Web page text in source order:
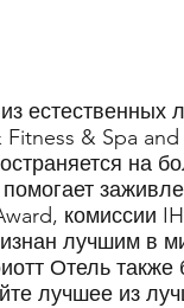
естественных
& Spa
на
комиссии
лучшим в
Отель
лучшее из